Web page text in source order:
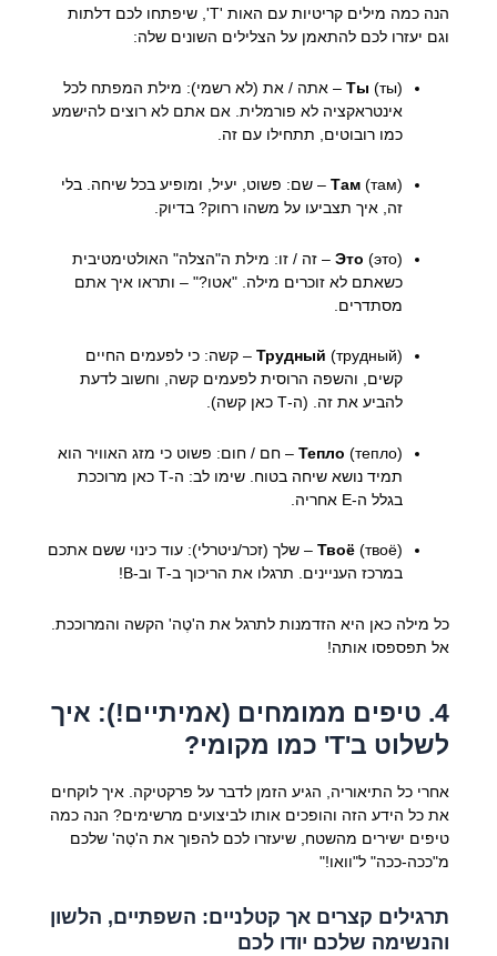
הנה כמה מילים קריטיות עם האות 'Т', שיפתחו לכם דלתות
וגם יעזרו לכם להתאמן על הצלילים השונים שלה:
Ты(ты) – אתה / את (לא רשמי): מילת המפתח לכל
אינטראקציה לא פורמלית. אם אתם לא רוצים להישמע
כמו רובוטים, תתחילו עם זה.
Там(там) – שם: פשוט, יעיל, ומופיע בכל שיחה. בלי
זה, איך תצביעו על משהו רחוק? בדיוק.
Это(это) – זה / זו: מילת ה"הצלה" האולטימטיבית
כשאתם לא זוכרים מילה. "אטו?" – ותראו איך אתם
מסתדרים.
Трудный(трудный) – קשה: כי לפעמים החיים
קשים, והשפה הרוסית לפעמים קשה, וחשוב לדעת
להביע את זה. (ה-Т כאן קשה).
Тепло(тепло) – חם / חום: פשוט כי מזג האוויר הוא
תמיד נושא שיחה בטוח. שימו לב: ה-Т כאן מרוככת
בגלל ה-Е אחריה.
Твоё(твоё) – שלך (זכר/ניטרלי): עוד כינוי ששם אתכם
במרכז העניינים. תרגלו את הריכוך ב-Т וב-В!
כל מילה כאן היא הזדמנות לתרגל את ה'טֶה' הקשה והמרוככת.
אל תפספסו אותה!
4. טיפים ממומחים (אמיתיים!): איך
לשלוט ב'Т' כמו מקומי?
אחרי כל התיאוריה, הגיע הזמן לדבר על פרקטיקה. איך לוקחים
את כל הידע הזה והופכים אותו לביצועים מרשימים? הנה כמה
טיפים ישירים מהשטח, שיעזרו לכם להפוך את ה'טֶה' שלכם
מ"ככה-ככה" ל"וואו!"
תרגילים קצרים אך קטלניים: השפתיים, הלשון
והנשימה שלכם יודו לכם